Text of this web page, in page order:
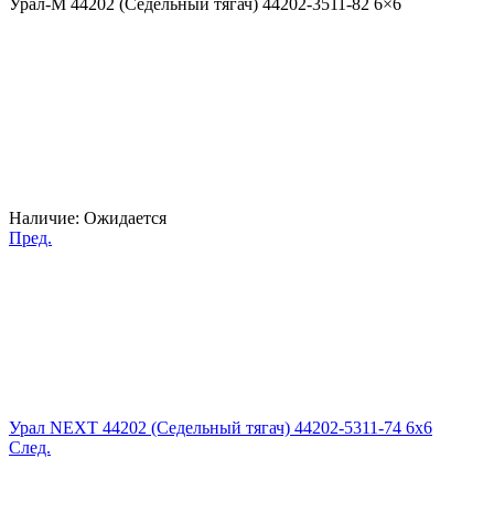
Урал-М 44202 (Седельный тягач) 44202-3511-82 6×6
Наличие: Ожидается
Пред.
Урал NEXT 44202 (Седельный тягач) 44202-5311-74 6x6
След.